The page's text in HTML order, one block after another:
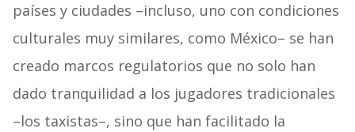
países y ciudades –incluso, uno con condiciones
culturales muy similares, como México– se han
creado marcos regulatorios que no solo han
dado tranquilidad a los jugadores tradicionales
–los taxistas–, sino que han facilitado la